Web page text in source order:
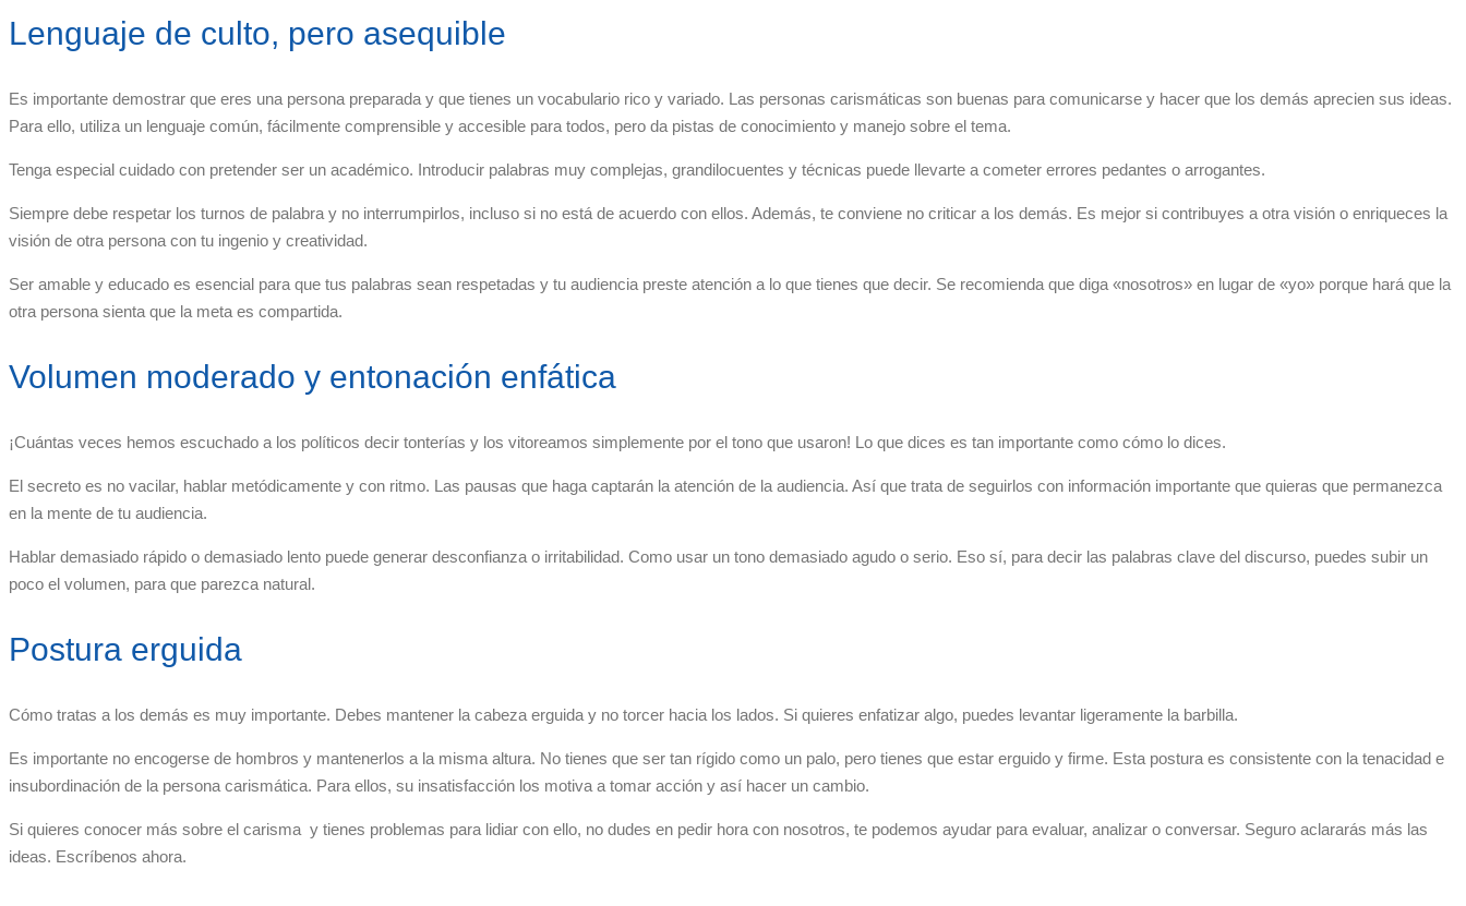
Lenguaje de culto, pero asequible
Es importante demostrar que eres una persona preparada y que tienes un vocabulario rico y variado. Las personas carismáticas son buenas para comunicarse y hacer que los demás aprecien sus ideas.
Para ello, utiliza un lenguaje común, fácilmente comprensible y accesible para todos, pero da pistas de conocimiento y manejo sobre el tema.
Tenga especial cuidado con pretender ser un académico. Introducir palabras muy complejas, grandilocuentes y técnicas puede llevarte a cometer errores pedantes o arrogantes.
Siempre debe respetar los turnos de palabra y no interrumpirlos, incluso si no está de acuerdo con ellos. Además, te conviene no criticar a los demás. Es mejor si contribuyes a otra visión o enriqueces la
visión de otra persona con tu ingenio y creatividad.
Ser amable y educado es esencial para que tus palabras sean respetadas y tu audiencia preste atención a lo que tienes que decir. Se recomienda que diga «nosotros» en lugar de «yo» porque hará que la
otra persona sienta que la meta es compartida.
Volumen moderado y entonación enfática
¡Cuántas veces hemos escuchado a los políticos decir tonterías y los vitoreamos simplemente por el tono que usaron! Lo que dices es tan importante como cómo lo dices.
El secreto es no vacilar, hablar metódicamente y con ritmo. Las pausas que haga captarán la atención de la audiencia. Así que trata de seguirlos con información importante que quieras que permanezca
en la mente de tu audiencia.
Hablar demasiado rápido o demasiado lento puede generar desconfianza o irritabilidad. Como usar un tono demasiado agudo o serio. Eso sí, para decir las palabras clave del discurso, puedes subir un
poco el volumen, para que parezca natural.
Postura erguida
Cómo tratas a los demás es muy importante. Debes mantener la cabeza erguida y no torcer hacia los lados. Si quieres enfatizar algo, puedes levantar ligeramente la barbilla.
Es importante no encogerse de hombros y mantenerlos a la misma altura. No tienes que ser tan rígido como un palo, pero tienes que estar erguido y firme. Esta postura es consistente con la tenacidad e
insubordinación de la persona carismática. Para ellos, su insatisfacción los motiva a tomar acción y así hacer un cambio.
Si quieres conocer más sobre el carisma y tienes problemas para lidiar con ello, no dudes en pedir hora con nosotros, te podemos ayudar para evaluar, analizar o conversar. Seguro aclararás más las
ideas. Escríbenos ahora.